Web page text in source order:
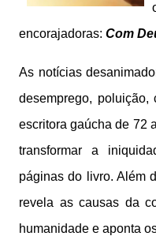
encorajadoras: Com
As notícias
desemprego, poluição,
escritora gaúcha de 72
transformar a
páginas do livro. Além
revela as causas da
humanidade e aponta